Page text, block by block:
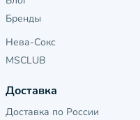
Бренды
Нева-Сокс
MSCLUB
Доставка
Доставка по России